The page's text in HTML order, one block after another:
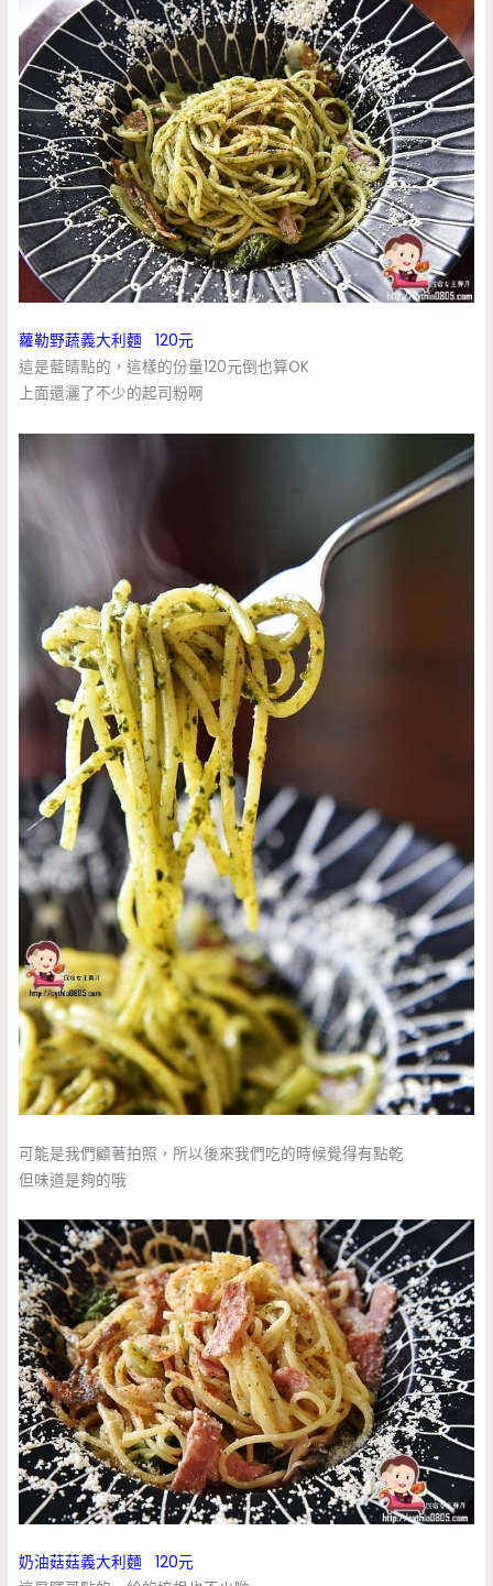
蘿勒野蔬義大利麵 120元
這是藍晴點的，這樣的份量120元倒也算OK
上面還灑了不少的起司粉啊
可能是我們顧著拍照，所以後來我們吃的時候覺得有點乾
但味道是夠的哦
奶油菇菇義大利麵 120元